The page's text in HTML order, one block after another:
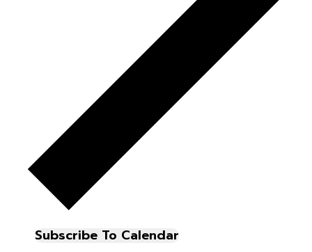
Subscribe To Calendar